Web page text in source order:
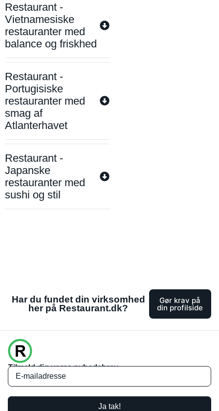
Restaurant -
Vietnamesiske
restauranter med
balance og friskhed
Restaurant -
Portugisiske
restauranter med
smag af
Atlanterhavet
Restaurant -
Japanske
restauranter med
sushi og stil
Har du fundet din virksomhed
her på Restaurant.dk?
Gør krav på
din profilside
Tilmeld dig vores nyhedsbrev
Ja tak!